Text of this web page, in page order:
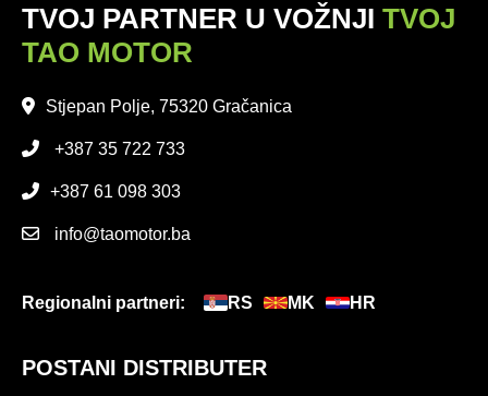
TVOJ PARTNER U VOŽNJI TVOJ
TAO MOTOR
Stjepan Polje, 75320 Gračanica
+387 35 722 733
+387 61 098 303
info@taomotor.ba
Regionalni partneri: RS MK HR
POSTANI DISTRIBUTER